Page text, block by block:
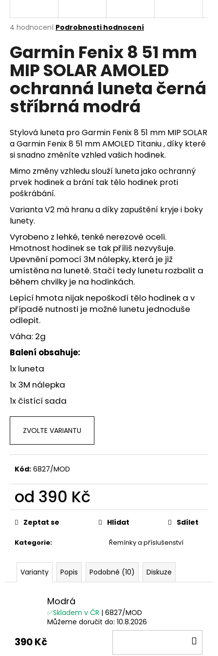
Průměrné
produktu
je
4,5
5
hvězdiček.
4 hodnocení Podrobnosti hodnocení
Garmin Fenix 8 51 mm
MIP SOLAR AMOLED
ochranná luneta černá
stříbrná modrá
Stylová luneta pro Garmin Fenix 8 51 mm MIP SOLAR
a Garmin Fenix 8 51 mm AMOLED Titaniu , díky které
si snadno změníte vzhled vašich hodinek.
Mimo změny vzhledu slouží luneta jako ochranný
prvek hodinek a brání tak tělo hodinek proti
poškrábání.
Varianta V2 má hranu a díky zapuštění kryje i boky
lunety.
Vyrobeno z lehké, tenké nerezové oceli.
Hmotnost hodinek se tak příliš nezvyšuje.
Upevnění pomocí 3M nálepky, která je již
umístěna na lunetě. Stačí tedy lunetu rozbalit a
během chvilky je na hodinkách.
Lepící hmota nijak nepoškodí tělo hodinek a v
případě nutnosti je možné lunetu jednoduše
odlepit.
Váha: 2g
Balení obsahuje:
1x luneta
1x 3M nálepka
1x čistící sada
ZVOLTE VARIANTU
Kód: 6827/MOD
od 390 Kč
Měrná
cena:
Kategorie: Řemínky a příslušenství
Zeptat se Hlídat Sdílet
Varianty Popis Podobné (10) Diskuze
Modrá
✅Skladem v ČR | 6827/MOD
Můžeme doručit do: 10.8.2026
390 Kč
j
t
?
HLEDAT
D
o
p
o
r
u
č
u
j
e
m
e